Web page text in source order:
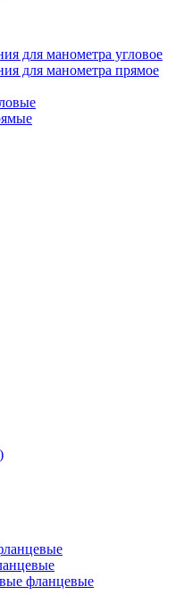
для манометра угловое
для манометра прямое
фланцевые